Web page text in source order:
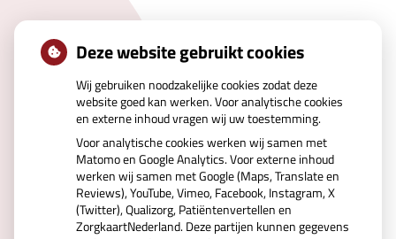
Wilt u gebruik maken van de
gratis bezorgservice?
Neem dancontactmet ons op, of vult u
“Aanmeldformulier services”in.
Deze website gebruikt cookies
Wij gebruiken noodzakelijke cookies zodat deze
website goed kan werken. Voor analytische cookies
en externe inhoud vragen wij uw toestemming.
Voor analytische cookies werken wij samen met
Matomo en Google Analytics. Voor externe inhoud
werken wij samen met Google (Maps, Translate en
Reviews), YouTube, Vimeo, Facebook, Instagram, X
(Twitter), Qualizorg, Patiëntenvertellen en
ZorgkaartNederland. Deze partijen kunnen gegevens